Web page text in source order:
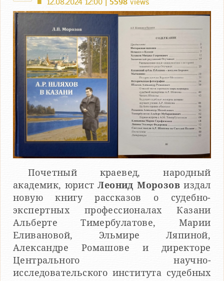
■
Почетный краевед, народный
академик, юристЛеонид Морозовиздал
новую книгу рассказов о судебно-
экспертных профессионалах Казани
Альберте Тимербулатове, Марии
Еливановой, Эльмире Ляпиной,
Александре Ромашове и директоре
Центрального научно-
исследовательского института судебных